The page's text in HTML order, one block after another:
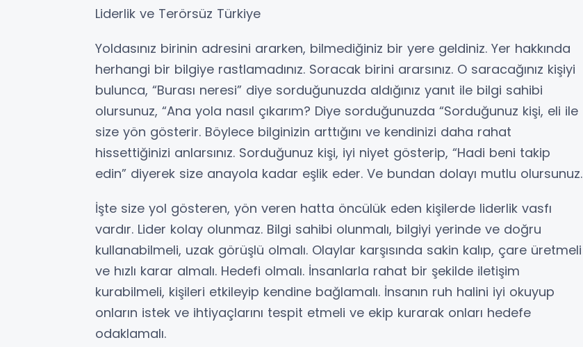
Liderlik ve Terörsüz Türkiye
Yoldasınız birinin adresini ararken, bilmediğiniz bir yere geldiniz. Yer hakkında
herhangi bir bilgiye rastlamadınız. Soracak birini ararsınız. O saracağınız kişiyi
bulunca, “Burası neresi” diye sorduğunuzda aldığınız yanıt ile bilgi sahibi
olursunuz, “Ana yola nasıl çıkarım? Diye sorduğunuzda “Sorduğunuz kişi, eli ile
size yön gösterir. Böylece bilginizin arttığını ve kendinizi daha rahat
hissettiğinizi anlarsınız. Sorduğunuz kişi, iyi niyet gösterip, “Hadi beni takip
edin” diyerek size anayola kadar eşlik eder. Ve bundan dolayı mutlu olursunuz.
İşte size yol gösteren, yön veren hatta öncülük eden kişilerde liderlik vasfı
vardır. Lider kolay olunmaz. Bilgi sahibi olunmalı, bilgiyi yerinde ve doğru
kullanabilmeli, uzak görüşlü olmalı. Olaylar karşısında sakin kalıp, çare üretmeli
ve hızlı karar almalı. Hedefi olmalı. İnsanlarla rahat bir şekilde iletişim
kurabilmeli, kişileri etkileyip kendine bağlamalı. İnsanın ruh halini iyi okuyup
onların istek ve ihtiyaçlarını tespit etmeli ve ekip kurarak onları hedefe
odaklamalı.